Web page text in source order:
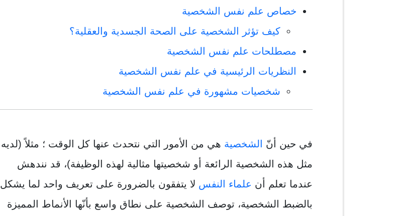
خصاص علم نفس الشخصية
كيف تؤثر الشخصية على الصحة الجسدية والعقلية؟
مصطلحات علم نفس الشخصية
النظريات الرئيسية في علم نفس الشخصية
شخصيات مشهورة في علم نفس الشخصية
في حين أنّ الشخصية هي من الأمور التي نتحدث عنها كل الوقت ؛ مثلاً (لديه
مثل هذه الشخصية الرائعة أو شخصيتها مثالية لهذه الوظيفة)، قد نندهش
عندما تعلم أن علماء النفس لا يتفقون بالضرورة على تعريف واحد لما يشكل
بالضبط الشخصية، توصف الشخصية على نطاق واسع بأنّها الأنماط المميزة